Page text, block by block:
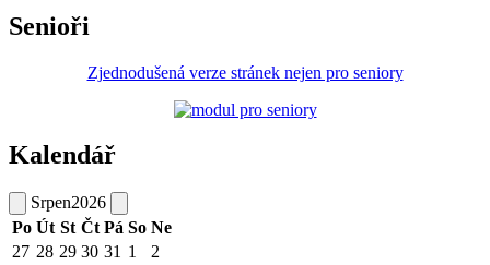
Senioři
Zjednodušená verze stránek nejen pro seniory
Kalendář
Srpen2026
Po Út St Čt Pá So Ne
27 28 29 30 31 1
2